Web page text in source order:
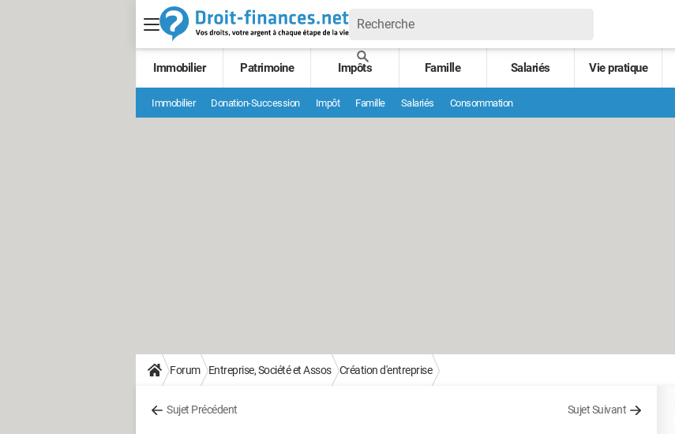
Immobilier Patrimoine Impôts Famille Salariés Vie pratique
Immobilier Donation-Succession Impôt Famille Salariés Consommation
Forum Entreprise, Société et Assos Création d'entreprise
Sujet Précédent Sujet Suivant